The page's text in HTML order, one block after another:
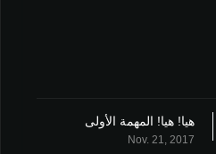
هيا! هيا! المهمة الأولى
Nov. 21, 2017